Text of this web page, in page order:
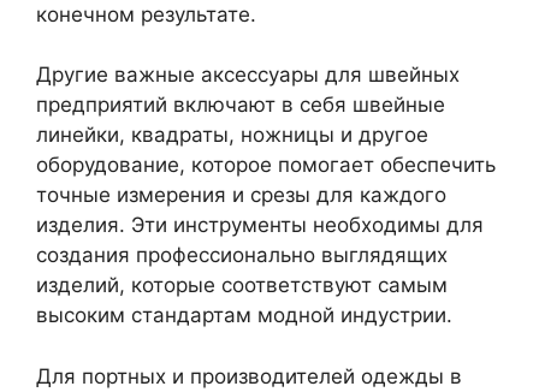
конечном результате.
Другие важные аксессуары для швейных
предприятий включают в себя швейные
линейки, квадраты, ножницы и другое
оборудование, которое помогает обеспечить
точные измерения и срезы для каждого
изделия. Эти инструменты необходимы для
создания профессионально выглядящих
изделий, которые соответствуют самым
высоким стандартам модной индустрии.
Для портных и производителей одежды в